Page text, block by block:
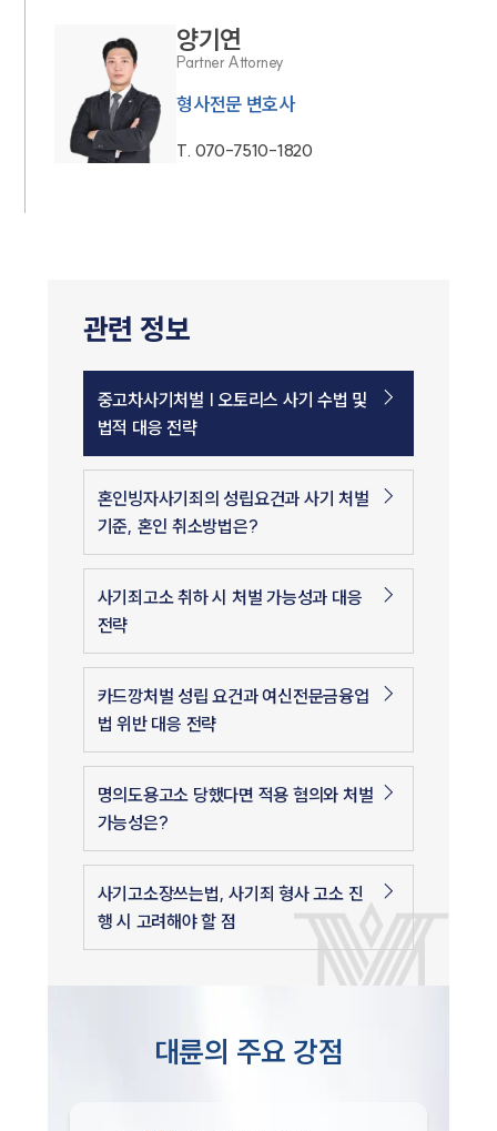
양기연
Partner Attorney
형사전문 변호사
T. 070-7510-1820
관련 정보
중고차사기처벌 | 오토리스 사기 수법 및
법적 대응 전략
혼인빙자사기죄의 성립요건과 사기 처벌
기준, 혼인 취소방법은?
사기죄고소 취하 시 처벌 가능성과 대응
전략
카드깡처벌 성립 요건과 여신전문금융업
법 위반 대응 전략
명의도용고소 당했다면 적용 혐의와 처벌
가능성은?
사기고소장쓰는법, 사기죄 형사 고소 진
행 시 고려해야 할 점
대륜의 주요 강점